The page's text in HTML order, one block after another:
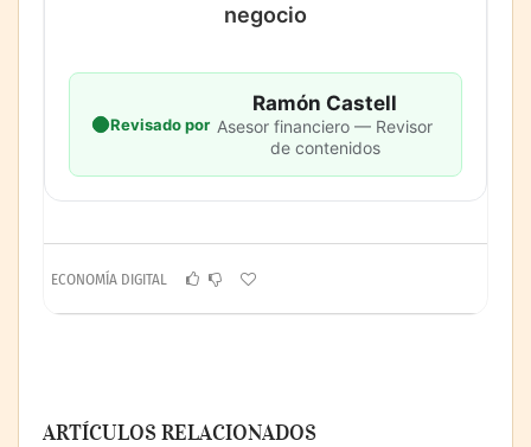
negocio
Revisado por
Ramón Castell
Asesor financiero — Revisor
de contenidos
ECONOMÍA DIGITAL
ARTÍCULOS RELACIONADOS